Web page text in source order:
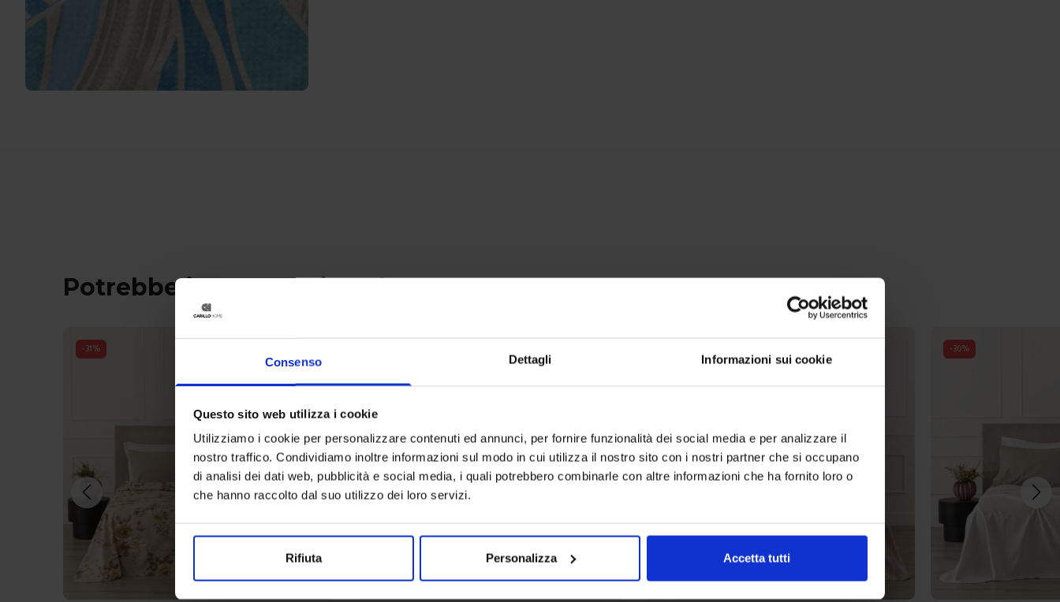
Consenso Dettagli Informazioni sui cookie
Questo sito web utilizza i cookie
Utilizziamo i cookie per personalizzare contenuti ed annunci, per fornire funzionalità dei social media e per analizzare il
nostro traffico. Condividiamo inoltre informazioni sul modo in cui utilizza il nostro sito con i nostri partner che si occupano
di analisi dei dati web, pubblicità e social media, i quali potrebbero combinarle con altre informazioni che ha fornito loro o
che hanno raccolto dal suo utilizzo dei loro servizi.
Rifiuta Personalizza Accetta tutti
Potrebbe interessarti anche
-31% -30%